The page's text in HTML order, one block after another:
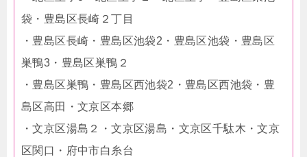
袋・豊島区長崎２丁目
・豊島区長崎・豊島区池袋2・豊島区池袋・豊島区
巣鴨3・豊島区巣鴨２
・豊島区巣鴨・豊島区西池袋2・豊島区西池袋・豊
島区高田・文京区本郷
・文京区湯島２・文京区湯島・文京区千駄木・文京
区関口・府中市白糸台